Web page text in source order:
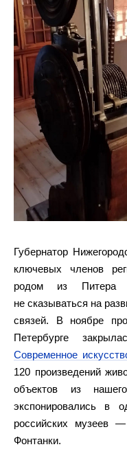
Губернатор
ключевых членов
родом из Питера
не сказываться на
связей. В ноябре
Петербурге
Современное
120 произведений
объектов из
экспонировались в
российских музеев
Фонтанки.